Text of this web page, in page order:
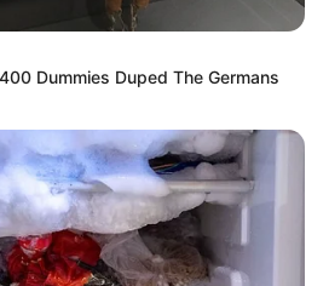
Dummies Duped The Germans